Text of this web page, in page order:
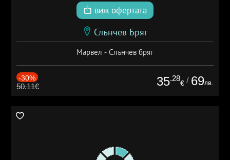
виж офертата
Слънчев Бряг
Марвел - Слънчев бряг
-30%
50.11€ 35.28
€ / 69лв.